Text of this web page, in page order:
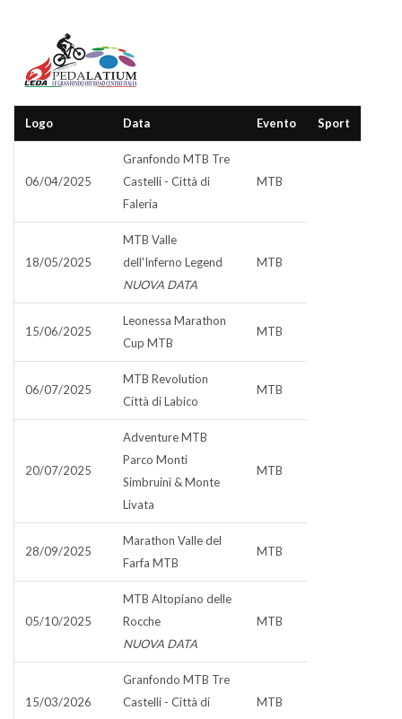
Logo Data Evento Sport
06/04/2025
Granfondo MTB Tre
Castelli - Città di
Faleria
MTB
18/05/2025
MTB Valle
dell'Inferno Legend
NUOVA DATA
MTB
15/06/2025
Leonessa Marathon
Cup MTB
MTB
06/07/2025
MTB Revolution
Città di Labico
MTB
20/07/2025
Adventure MTB
Parco Monti
Simbruini & Monte
Livata
MTB
28/09/2025
Marathon Valle del
Farfa MTB
MTB
05/10/2025
MTB Altopiano delle
Rocche
NUOVA DATA
MTB
15/03/2026
Granfondo MTB Tre
Castelli - Città di
MTB